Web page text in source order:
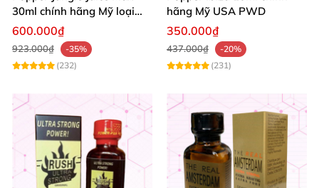
30ml chính hãng Mỹ loại
mạnh cho Top Bot
600.000₫
923.000₫
-35%
(232)
hãng Mỹ USA PWD
350.000₫
437.000₫
-20%
(231)